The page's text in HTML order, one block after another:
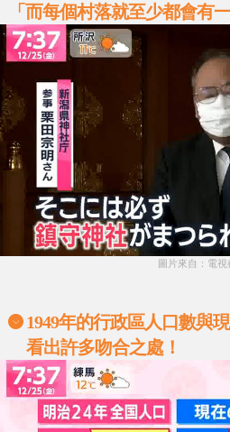
「而每個村落就至少都會有
圖片來自：電視
1949年的行政區人口數與
看出許多吻合之處！